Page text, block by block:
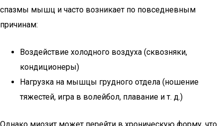
спазмы мышц и часто возникает по повседневным
причинам:
Воздействие холодного воздуха (сквозняки,
кондиционеры)
Нагрузка на мышцы грудного отдела (ношение
тяжестей, игра в волейбол, плавание и т. д.)